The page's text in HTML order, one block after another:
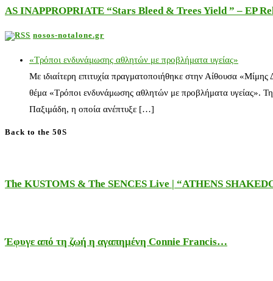
AS INAPPROPRIATE “Stars Bleed & Trees Yield ” – EP
nosos-notalone.gr
«Τρόποι ενδυνάμωσης αθλητών με προβλήματα υγείας»
Με ιδιαίτερη επιτυχία πραγματοποιήθηκε στην Αίθουσα
θέμα «Τρόποι ενδυνάμωσης αθλητών με προβλήματα υγείας».
Παξιμάδη, η οποία ανέπτυξε […]
Back to the 50S
The KUSTOMS & The SENCES Live | “ATHENS
Έφυγε από τη ζωή η αγαπημένη Connie Francis…